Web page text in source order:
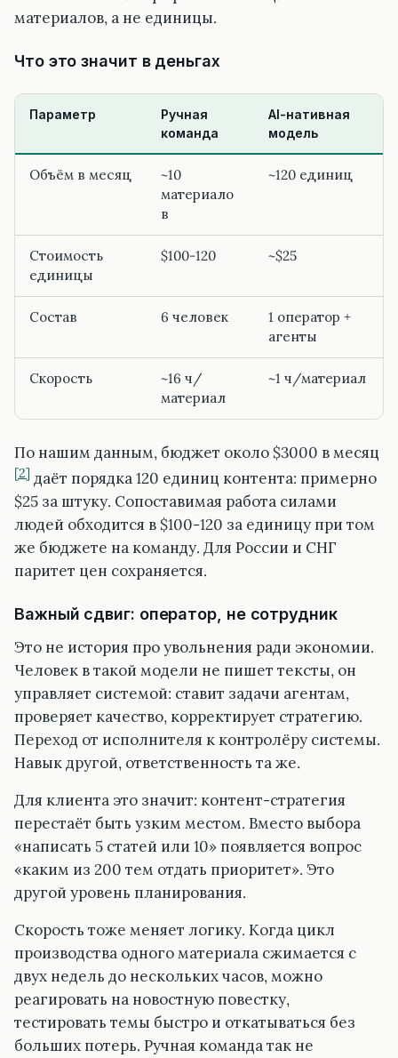
материалов, а не единицы.
Что это значит в деньгах
Параметр
Ручная
команда
AI-нативная
модель
Объём в месяц
~10
материало
в
~120 единиц
Стоимость
единицы
$100-120 ~$25
Состав 6 человек
1 оператор +
агенты
Скорость
~16 ч/
материал
~1 ч/материал
По нашим данным, бюджет около $3000 в месяц
[2] даёт порядка 120 единиц контента: примерно
$25 за штуку. Сопоставимая работа силами
людей обходится в $100-120 за единицу при том
же бюджете на команду. Для России и СНГ
паритет цен сохраняется.
Важный сдвиг: оператор, не сотрудник
Это не история про увольнения ради экономии.
Человек в такой модели не пишет тексты, он
управляет системой: ставит задачи агентам,
проверяет качество, корректирует стратегию.
Переход от исполнителя к контролёру системы.
Навык другой, ответственность та же.
Для клиента это значит: контент-стратегия
перестаёт быть узким местом. Вместо выбора
«написать 5 статей или 10» появляется вопрос
«каким из 200 тем отдать приоритет». Это
другой уровень планирования.
Скорость тоже меняет логику. Когда цикл
производства одного материала сжимается с
двух недель до нескольких часов, можно
реагировать на новостную повестку,
тестировать темы быстро и откатываться без
больших потерь. Ручная команда так не